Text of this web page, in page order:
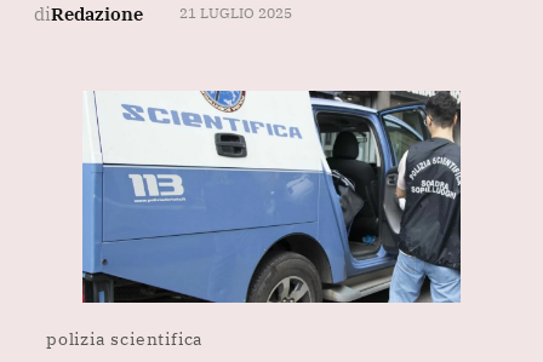
diRedazione 21 LUGLIO 2025
polizia scientifica